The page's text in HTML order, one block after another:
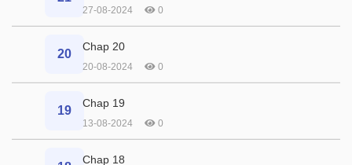
27-08-2024 0
20
Chap 20
20-08-2024 0
19
Chap 19
13-08-2024 0
Chap 18